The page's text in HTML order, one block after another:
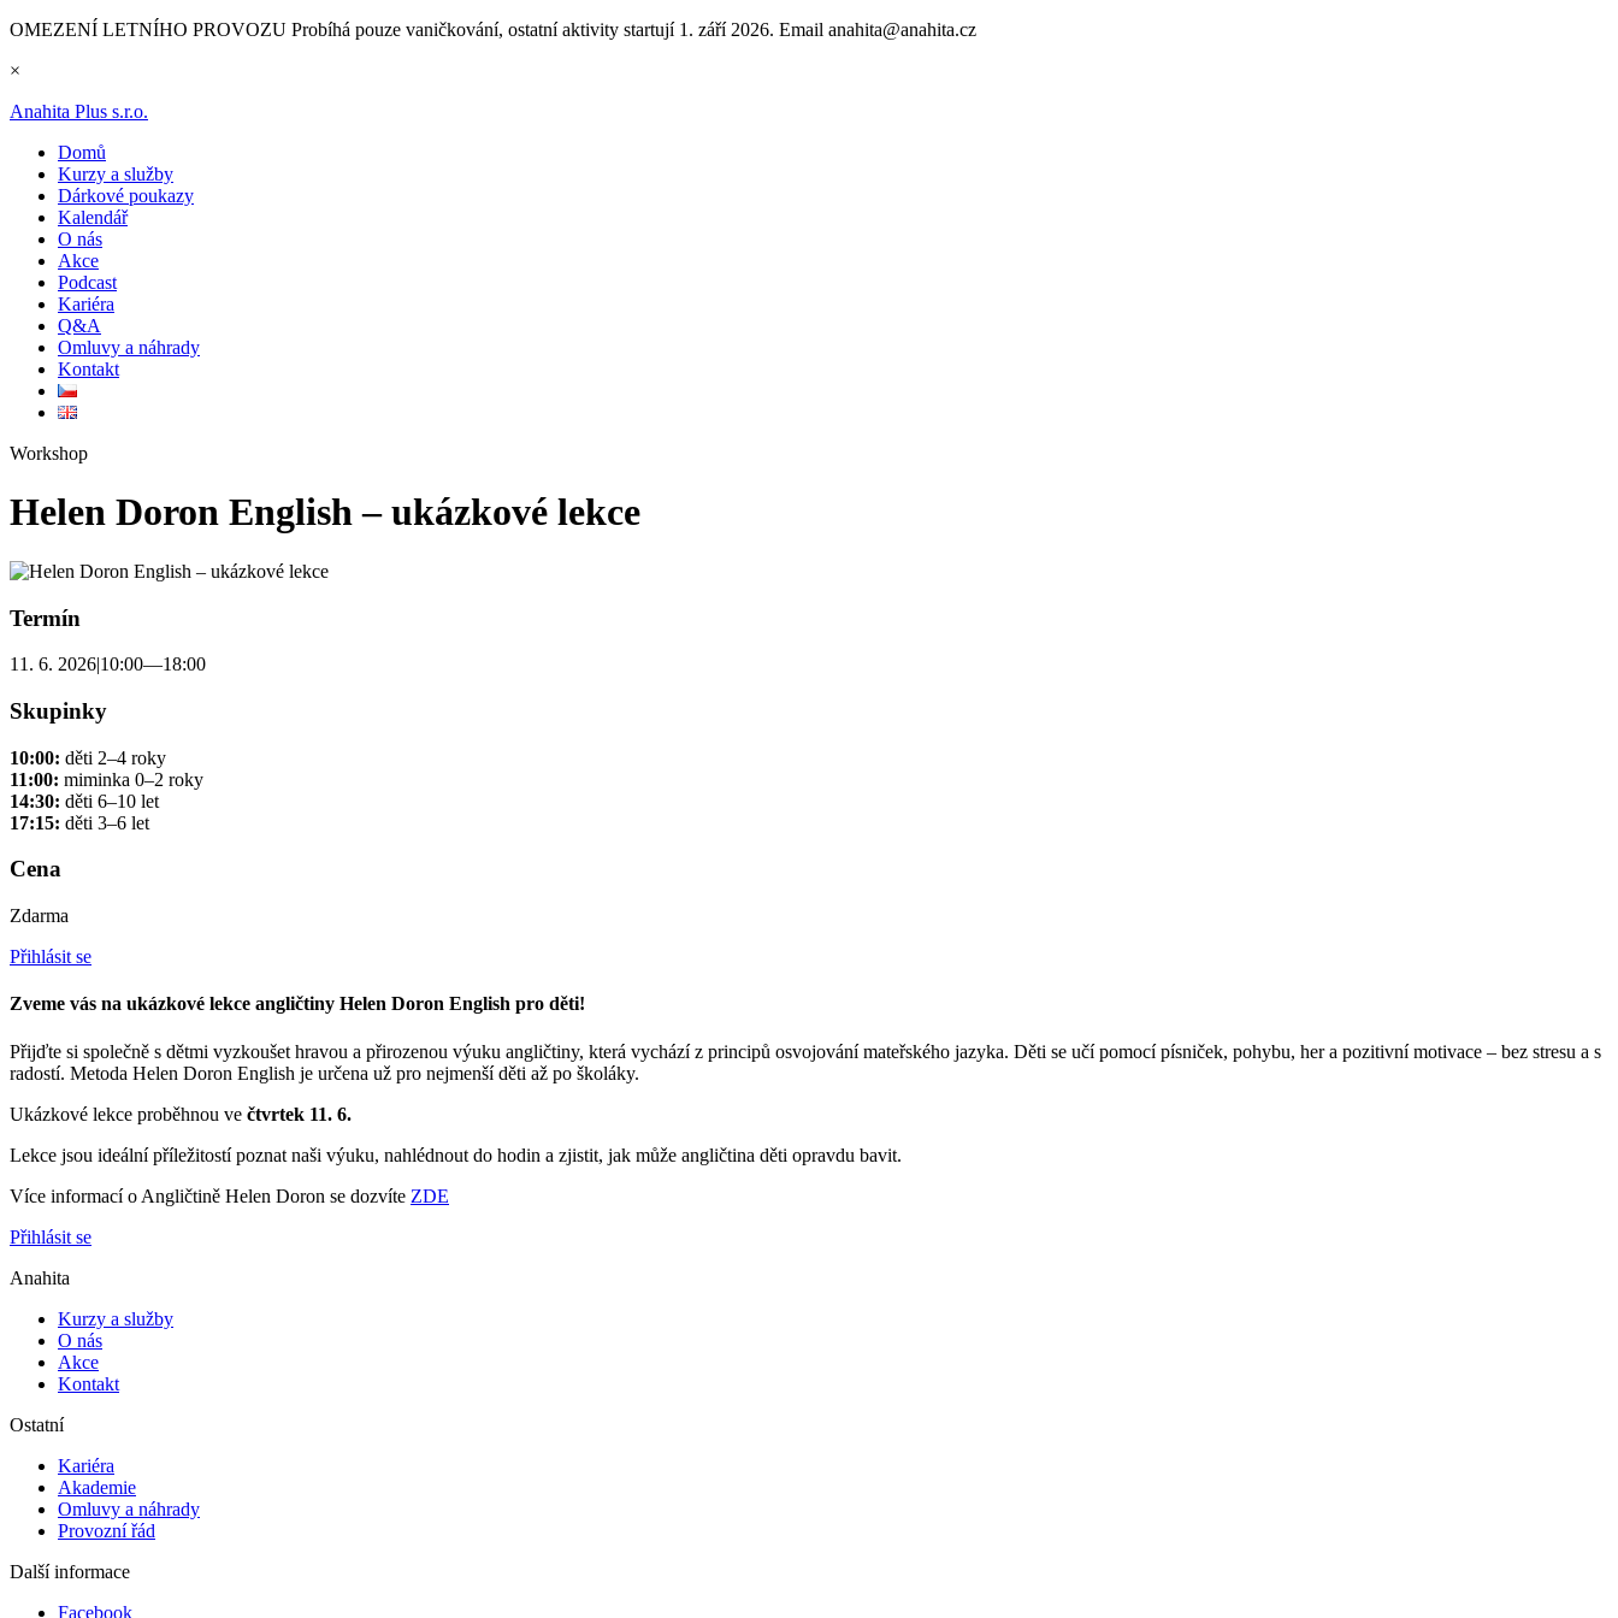
OMEZENÍ LETNÍHO PROVOZU Probíhá pouze vaničkování, ostatní aktivity startují 1. září 2026. Email anahita@anahita.cz
×
Anahita Plus s.r.o.
Domů
Kurzy a služby
Dárkové poukazy
Kalendář
O nás
Akce
Podcast
Kariéra
Q&A
Omluvy a náhrady
Kontakt
Workshop
Helen Doron English – ukázkové lekce
Termín
11. 6. 2026|10:00—18:00
Skupinky
10:00: děti 2–4 roky
11:00: miminka 0–2 roky
14:30: děti 6–10 let
17:15: děti 3–6 let
Cena
Zdarma
Přihlásit se
Zveme vás na ukázkové lekce angličtiny Helen Doron English pro děti!
Přijďte si společně s dětmi vyzkoušet hravou a přirozenou výuku angličtiny, která vychází z principů osvojování mateřského jazyka. Děti se učí pomocí písniček, pohybu, her a pozitivní motivace – bez stresu a s
radostí. Metoda Helen Doron English je určena už pro nejmenší děti až po školáky.
Ukázkové lekce proběhnou ve čtvrtek 11. 6.
Lekce jsou ideální příležitostí poznat naši výuku, nahlédnout do hodin a zjistit, jak může angličtina děti opravdu bavit.
Více informací o Angličtině Helen Doron se dozvíte ZDE
Přihlásit se
Anahita
Kurzy a služby
O nás
Akce
Kontakt
Ostatní
Kariéra
Akademie
Omluvy a náhrady
Provozní řád
Další informace
Facebook